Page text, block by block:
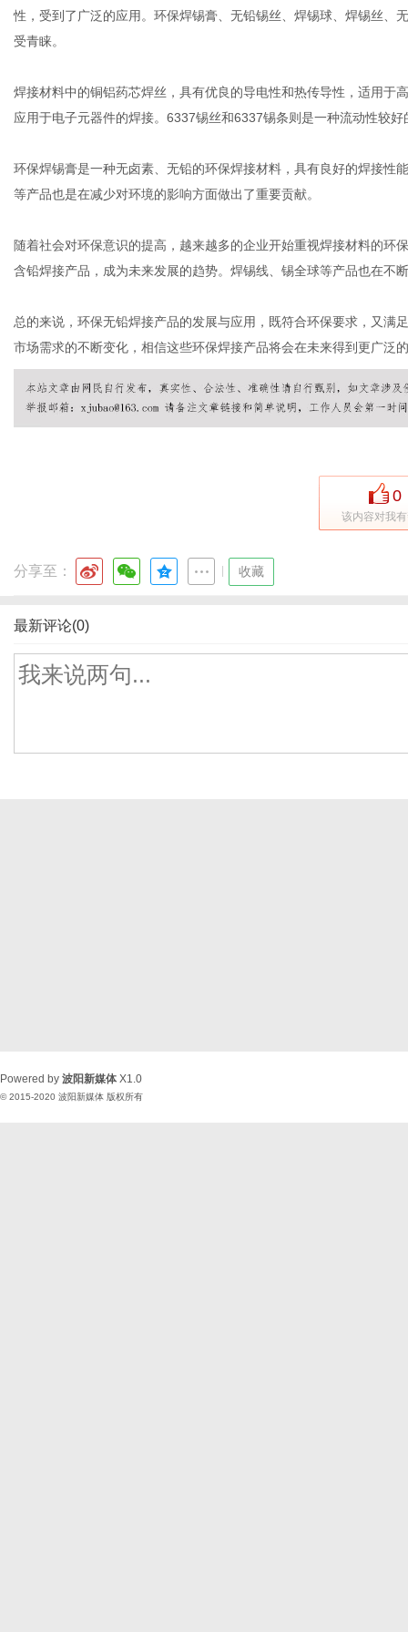
性，受到了广泛的应用。环保焊锡膏、无铅锡丝、焊锡球、焊锡丝、
受青睐。
焊接材料中的铜铝药芯焊丝，具有优良的导电性和热传导性，适用于
应用于电子元器件的焊接。6337锡丝和6337锡条则是一种流动性较
环保焊锡膏是一种无卤素、无铅的环保焊接材料，具有良好的焊接性
等产品也是在减少对环境的影响方面做出了重要贡献。
随着社会对环保意识的提高，越来越多的企业开始重视焊接材料的环
含铅焊接产品，成为未来发展的趋势。焊锡线、锡全球等产品也在不
总的来说，环保无铅焊接产品的发展与应用，既符合环保要求，又满
市场需求的不断变化，相信这些环保焊接产品将会在未来得到更广泛
0
该内容对我
分享至： 收藏
最新评论(0)
Powered by 波阳新媒体 X1.0
© 2015-2020 波阳新媒体 版权所有